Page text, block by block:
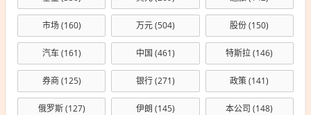
市场(160) 万元(504) 股份(150)
汽车(161) 中国 (461) 特斯拉(146)
券商(125) 银行(271) 政策(141)
俄罗斯(127) 伊朗 (145) 本公司 (148)